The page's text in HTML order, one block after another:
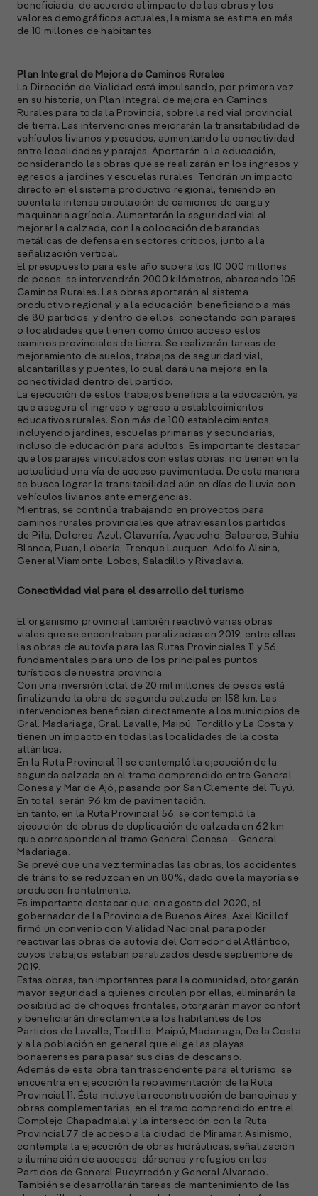
beneficiada, de acuerdo al impacto de las obras y los
valores demográficos actuales, la misma se estima en más
de 10 millones de habitantes.
Plan Integral de Mejora de Caminos Rurales
La Dirección de Vialidad está impulsando, por primera vez
en su historia, un Plan Integral de mejora en Caminos
Rurales para toda la Provincia, sobre la red vial provincial
de tierra. Las intervenciones mejorarán la transitabilidad de
vehículos livianos y pesados, aumentando la conectividad
entre localidades y parajes. Aportarán a la educación,
considerando las obras que se realizarán en los ingresos y
egresos a jardines y escuelas rurales. Tendrán un impacto
directo en el sistema productivo regional, teniendo en
cuenta la intensa circulación de camiones de carga y
maquinaria agrícola. Aumentarán la seguridad vial al
mejorar la calzada, con la colocación de barandas
metálicas de defensa en sectores críticos, junto a la
señalización vertical.
El presupuesto para este año supera los 10.000 millones
de pesos; se intervendrán 2000 kilómetros, abarcando 105
Caminos Rurales. Las obras aportarán al sistema
productivo regional y a la educación, beneficiando a más
de 80 partidos, y dentro de ellos, conectando con parajes
o localidades que tienen como único acceso estos
caminos provinciales de tierra. Se realizarán tareas de
mejoramiento de suelos, trabajos de seguridad vial,
alcantarillas y puentes, lo cual dará una mejora en la
conectividad dentro del partido.
La ejecución de estos trabajos beneficia a la educación, ya
que asegura el ingreso y egreso a establecimientos
educativos rurales. Son más de 100 establecimientos,
incluyendo jardines, escuelas primarias y secundarias,
incluso de educación para adultos. Es importante destacar
que los parajes vinculados con estas obras, no tienen en la
actualidad una vía de acceso pavimentada. De esta manera
se busca lograr la transitabilidad aún en días de lluvia con
vehículos livianos ante emergencias.
Mientras, se continúa trabajando en proyectos para
caminos rurales provinciales que atraviesan los partidos
de Pila, Dolores, Azul, Olavarría, Ayacucho, Balcarce, Bahía
Blanca, Puan, Lobería, Trenque Lauquen, Adolfo Alsina,
General Viamonte, Lobos, Saladillo y Rivadavia.
Conectividad vial para el desarrollo del turismo
El organismo provincial también reactivó varias obras
viales que se encontraban paralizadas en 2019, entre ellas
las obras de autovía para las Rutas Provinciales 11 y 56,
fundamentales para uno de los principales puntos
turísticos de nuestra provincia.
Con una inversión total de 20 mil millones de pesos está
finalizando la obra de segunda calzada en 158 km. Las
intervenciones benefician directamente a los municipios de
Gral. Madariaga, Gral. Lavalle, Maipú, Tordillo y La Costa y
tienen un impacto en todas las localidades de la costa
atlántica.
En la Ruta Provincial 11 se contempló la ejecución de la
segunda calzada en el tramo comprendido entre General
Conesa y Mar de Ajó, pasando por San Clemente del Tuyú.
En total, serán 96 km de pavimentación.
En tanto, en la Ruta Provincial 56, se contempló la
ejecución de obras de duplicación de calzada en 62 km
que corresponden al tramo General Conesa – General
Madariaga.
Se prevé que una vez terminadas las obras, los accidentes
de tránsito se reduzcan en un 80%, dado que la mayoría se
producen frontalmente.
Es importante destacar que, en agosto del 2020, el
gobernador de la Provincia de Buenos Aires, Axel Kicillof
firmó un convenio con Vialidad Nacional para poder
reactivar las obras de autovía del Corredor del Atlántico,
cuyos trabajos estaban paralizados desde septiembre de
2019.
Estas obras, tan importantes para la comunidad, otorgarán
mayor seguridad a quienes circulen por ellas, eliminarán la
posibilidad de choques frontales, otorgarán mayor confort
y beneficiarán directamente a los habitantes de los
Partidos de Lavalle, Tordillo, Maipú, Madariaga, De la Costa
y a la población en general que elige las playas
bonaerenses para pasar sus días de descanso.
Además de esta obra tan trascendente para el turismo, se
encuentra en ejecución la repavimentación de la Ruta
Provincial 11. Ésta incluye la reconstrucción de banquinas y
obras complementarias, en el tramo comprendido entre el
Complejo Chapadmalal y la intersección con la Ruta
Provincial 77 de acceso a la ciudad de Miramar. Asimismo,
contempla la ejecución de obras hidráulicas, señalización
e iluminación de accesos, dársenas y refugios en los
Partidos de General Pueyrredón y General Alvarado.
También se desarrollarán tareas de mantenimiento de las